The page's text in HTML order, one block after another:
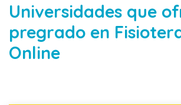
Universidades que
pregrado en
Online